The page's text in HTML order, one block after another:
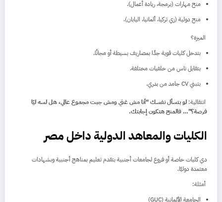
منح مهارات (برمجة، ريادة أعمال).
منح دولية (زي تركيا، ألمانيا، اليابان).
الميزة؟
بتدخل كليات قوية جدًا بمصاريف بسيطة أو مجانًا.
بتقابل ناس من خلفيات مختلفة.
بتبني CV جامد من بدري.
انتقالية: لو بتسأل نفسك “أنا مش غني ومش جبت مجموع عالي، هل لسه ليّا
فرصة؟”… فالمنح هتكون إجابتك.
الكليات والمعاهد الدولية داخل مصر
دي كليات خاصة أو فروع لجامعات أجنبية بتقدم تعليم بمناهج أجنبية وبشهادات
معتمدة دوليًا.
أمثلة:
الجامعة الألمانية (GUC)